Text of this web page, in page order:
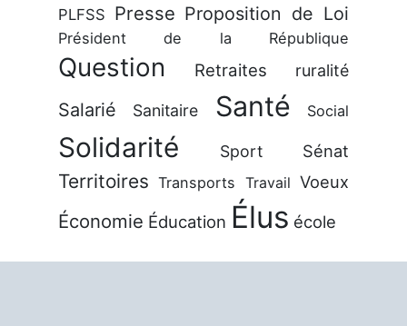
PLFSS Presse Proposition de Loi
Président de la République
Question Retraites ruralité
Salarié Sanitaire Santé Social
Solidarité Sport Sénat
Territoires Transports Travail Voeux
Économie Éducation Élus école